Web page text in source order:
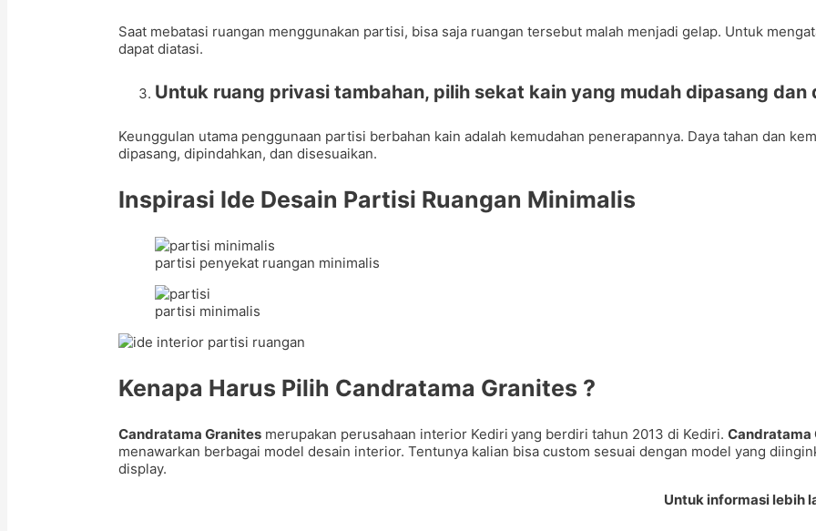
Saat mebatasi ruangan menggunakan partisi, bisa saja ruangan tersebut malah menjadi gelap. Untuk
dapat diatasi.
Untuk ruang privasi tambahan, pilih sekat kain yang mudah dipasang dan
Keunggulan utama penggunaan partisi berbahan kain adalah kemudahan penerapannya. Daya tahan dan
dipasang, dipindahkan, dan disesuaikan.
Inspirasi Ide Desain Partisi Ruangan Minimalis
partisi penyekat ruangan minimalis
partisi minimalis
Kenapa Harus Pilih Candratama Granites ?
Candratama Granitesmerupakan perusahaan interior Kediri yang berdiri tahun 2013 di Kediri. Candratama
menawarkan berbagai model desain interior. Tentunya kalian bisa custom sesuai dengan model yang
display.
Untuk informasi lebih